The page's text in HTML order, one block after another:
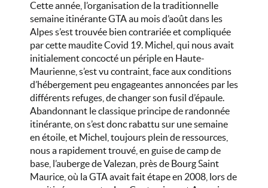
Cette année, l’organisation de la traditionnelle
semaine itinérante GTA au mois d’août dans les
Alpes s’est trouvée bien contrariée et compliquée
par cette maudite Covid 19. Michel, qui nous avait
initialement concocté un périple en Haute-
Maurienne, s’est vu contraint, face aux conditions
d’hébergement peu engageantes annoncées par les
différents refuges, de changer son fusil d’épaule.
Abandonnant le classique principe de randonnée
itinérante, on s’est donc rabattu sur une semaine
en étoile, et Michel, toujours plein de ressources,
nous a rapidement trouvé, en guise de camp de
base, l’auberge de Valezan, près de Bourg Saint
Maurice, où la GTA avait fait étape en 2008, lors de